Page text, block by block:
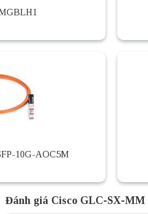
10G-AOC5M
Đánh giá Cisco GLC-SX-MM